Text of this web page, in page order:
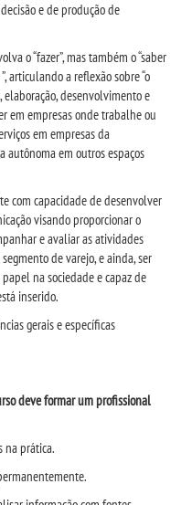
e de produção de
o “fazer”, mas também o “saber
articulando a reflexão sobre “o
elaboração, desenvolvimento e
em empresas onde trabalhe ou
em empresas da
autônoma em outros espaços
com capacidade de desenvolver
visando proporcionar o
e avaliar as atividades
de varejo, e ainda, ser
na sociedade e capaz de
inserido.
gerais e específicas
deve formar um profissional
na prática.